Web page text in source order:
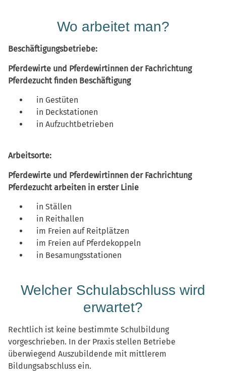
Wo arbeitet man?
Beschäftigungsbetriebe:
Pferdewirte und Pferdewirtinnen der Fachrichtung
Pferdezucht finden Beschäftigung
in Gestüten
in Deckstationen
in Aufzuchtbetrieben
Arbeitsorte:
Pferdewirte und Pferdewirtinnen der Fachrichtung
Pferdezucht arbeiten in erster Linie
in Ställen
in Reithallen
im Freien auf Reitplätzen
im Freien auf Pferdekoppeln
in Besamungsstationen
Welcher Schulabschluss wird
erwartet?
Rechtlich ist keine bestimmte Schulbildung
vorgeschrieben. In der Praxis stellen Betriebe
überwiegend Auszubildende mit mittlerem
Bildungsabschluss ein.